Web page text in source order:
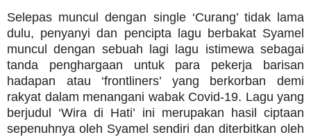
Selepas muncul dengan single ‘Curang’ tidak lama
dulu, penyanyi dan pencipta lagu berbakat Syamel
muncul dengan sebuah lagi lagu istimewa sebagai
tanda penghargaan untuk para pekerja barisan
hadapan atau ‘frontliners’ yang berkorban demi
rakyat dalam menangani wabak Covid-19. Lagu yang
berjudul ‘Wira di Hati’ ini merupakan hasil ciptaan
sepenuhnya oleh Syamel sendiri dan diterbitkan oleh